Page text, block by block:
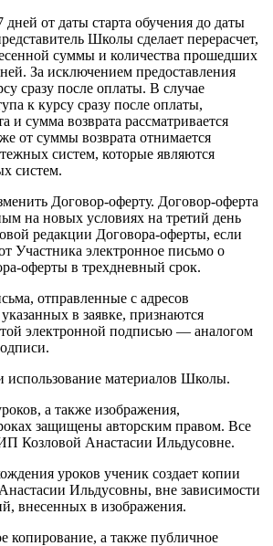
дней от даты старта обучения до даты
Школы сделает перерасчет,
суммы и количества прошедших
За исключением предоставления
сразу после оплаты. В случае
к курсу сразу после оплаты,
и сумма возврата рассматривается
от суммы возврата отнимается
систем, которые являются
систем.
Договор-оферту. Договор-оферта
на новых условиях на третий день
редакции Договора-оферты, если
Участника электронное письмо о
оферты в трехдневный срок.
отправленные с адресов
в заявке, признаются
электронной подписью — аналогом
использование материалов Школы.
а также изображения,
защищены авторским правом. Все
Козловой Анастасии Ильдусовне.
уроков ученик создает копии
Ильдусовны, вне зависимости
внесенных в изображения.
копирование, а также публичное